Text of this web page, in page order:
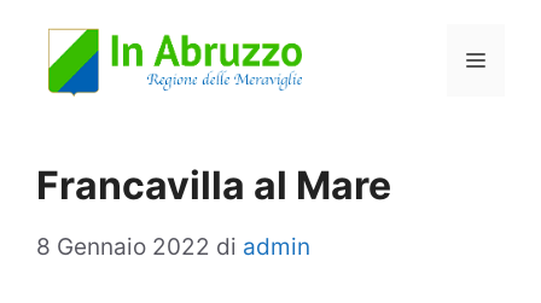
Menu
Francavilla al Mare
8 Gennaio 2022 di admin